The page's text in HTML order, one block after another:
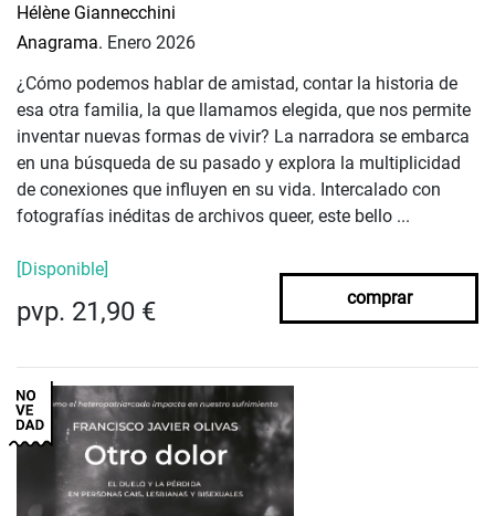
Hélène Giannecchini
Anagrama. Enero 2026
¿Cómo podemos hablar de amistad, contar la historia de
esa otra familia, la que llamamos elegida, que nos permite
inventar nuevas formas de vivir? La narradora se embarca
en una búsqueda de su pasado y explora la multiplicidad
de conexiones que influyen en su vida. Intercalado con
fotografías inéditas de archivos queer, este bello ...
[Disponible]
pvp. 21,90 € comprar